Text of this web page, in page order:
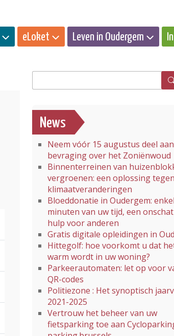
eLoket Leven in Oudergem
News
Neem vóór 15 augustus deel
bevraging over het Zoniënwoud
Binnenterreinen van
vergroenen: een oplossing tegen
klimaatveranderingen
Bloeddonatie in Oudergem:
minuten van uw tijd, een
hulp voor anderen
Gratis digitale opleidingen in
Hittegolf: hoe voorkomt u dat
warm wordt in uw woning?
Parkeerautomaten: let op voor
QR-codes
Politiezone : Het synoptisch
2021-2025
Vertrouw het beheer van uw
fietsparking toe aan